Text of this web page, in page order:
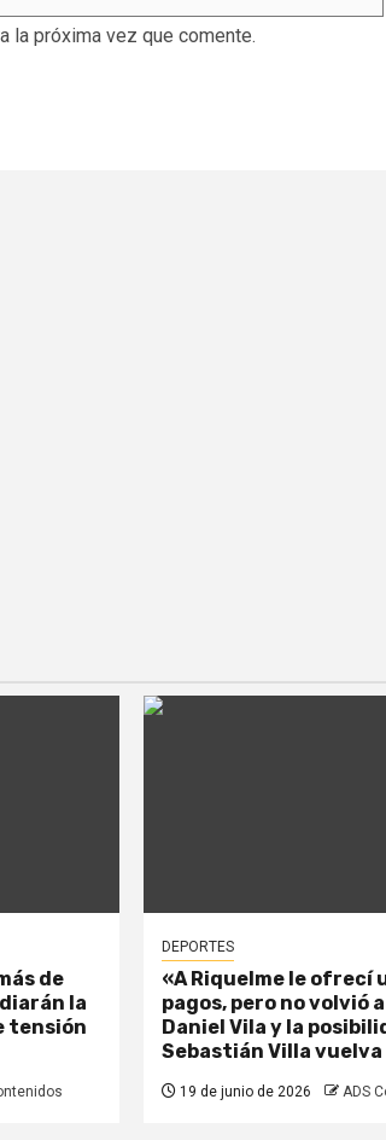
la próxima vez que comente.
de
la
tensión
DEPORTES
«A Riquelme le ofrecí
pagos, pero no volvió
Daniel Vila y la
Sebastián Villa vuelva
19 de junio de 2026 ADS